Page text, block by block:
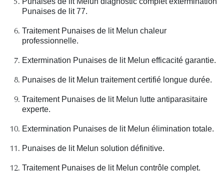
Punaises de lit 77.
Traitement Punaises de lit Melun chaleur
professionnelle.
Extermination Punaises de lit Melun efficacité garantie.
Punaises de lit Melun traitement certifié longue durée.
Traitement Punaises de lit Melun lutte antiparasitaire
experte.
Extermination Punaises de lit Melun élimination totale.
Punaises de lit Melun solution définitive.
Traitement Punaises de lit Melun contrôle complet.